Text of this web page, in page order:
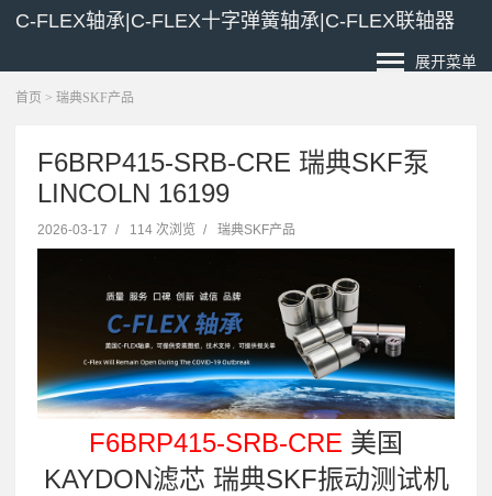
C-FLEX轴承|C-FLEX十字弹簧轴承|C-FLEX联轴器
展开菜单
首页 > 瑞典SKF产品
F6BRP415-SRB-CRE 瑞典SKF泵
LINCOLN 16199
2026-03-17 / 114 次浏览 / 瑞典SKF产品
F6BRP415-SRB-CRE 美国
KAYDON滤芯 瑞典SKF振动测试机